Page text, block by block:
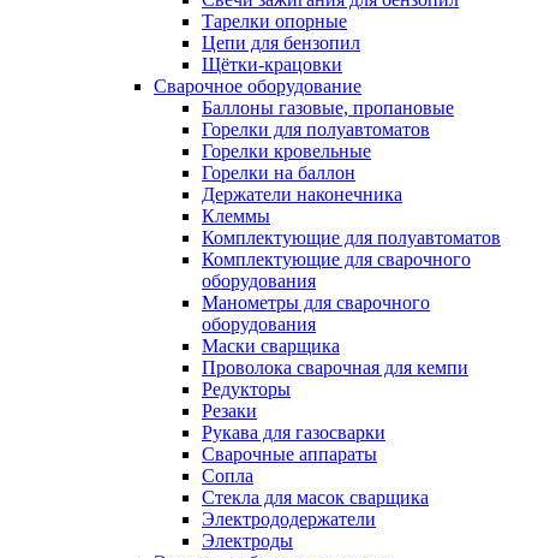
Тарелки опорные
Цепи для бензопил
Щётки-крацовки
Сварочное оборудование
Баллоны газовые, пропановые
Горелки для полуавтоматов
Горелки кровельные
Горелки на баллон
Держатели наконечника
Клеммы
Комплектующие для полуавтоматов
Комплектующие для сварочного
оборудования
Манометры для сварочного
оборудования
Маски сварщика
Проволока сварочная для кемпи
Редукторы
Резаки
Рукава для газосварки
Сварочные аппараты
Сопла
Стекла для масок сварщика
Электрододержатели
Электроды